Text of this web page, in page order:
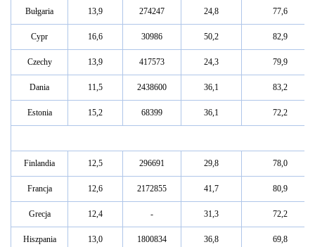
Bułgaria 13,9 274247 24,8 77,6
Cypr 16,6 30986 50,2 82,9
Czechy 13,9 417573 24,3 79,9
Dania 11,5 2438600 36,1 83,2
Estonia 15,2 68399 36,1 72,2
Finlandia 12,5 296691 29,8 78,0
Francja 12,6 2172855 41,7 80,9
Grecja 12,4 - 31,3 72,2
Hiszpania 13,0 1800834 36,8 69,8